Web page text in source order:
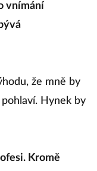
vnímání
že mně by
Hynek by
Kromě